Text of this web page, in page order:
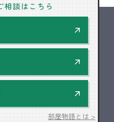
相談はこちら
部屋物語とは >